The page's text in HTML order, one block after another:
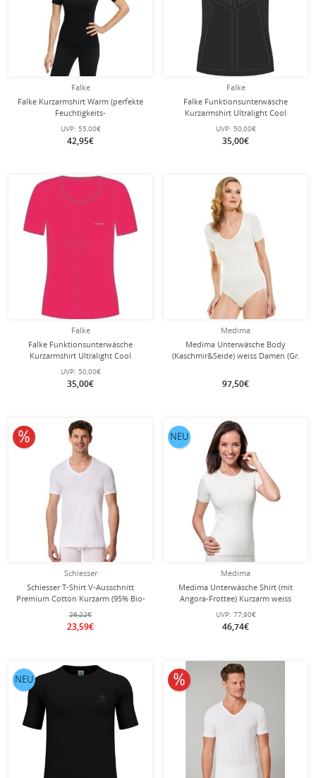
Falke
Falke Kurzarmshirt Warm (perfekte
Feuchtigkeits-
Temperaturregulierung)
Unterwäsche schwarz Damen
UVP: 55,00€
42,95€
Falke
Falke Funktionsunterwäsche
Kurzarmshirt Ultralight Cool
(Feuchtigkeits- und
Temperaturregulierung) schwarz
Damen
UVP: 50,00€
35,00€
Falke
Falke Funktionsunterwäsche
Kurzarmshirt Ultralight Cool
(Feuchtigkeits- und
Temperaturregulierung) rose Damen
UVP: 50,00€
35,00€
Medima
Medima Unterwäsche Body
(Kaschmir&Seide) weiss Damen (Gr.
97,50€
Schiesser
Schiesser T-Shirt V-Ausschnitt
Premium Cotton Kurzarm (95% Bio-
Baumwolle) Unterwäsche weiss
Herren
26,22€
23,59€
10% reduziert
Medima
Medima Unterwäsche Shirt (mit
Angora-Frottee) Kurzarm weiss
Damen (Gr. S-L)
UVP: 77,90€
46,74€
NEU
NEU 10% reduziert